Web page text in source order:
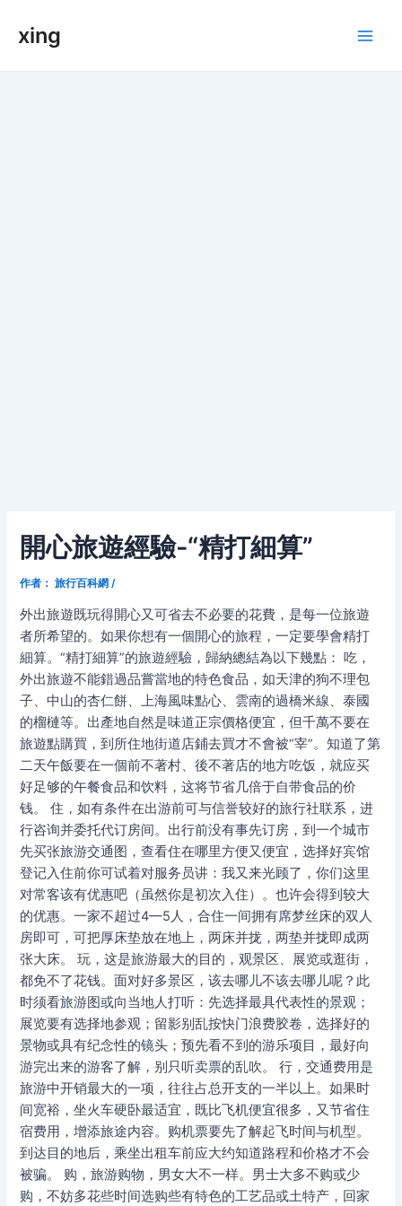
xing
開心旅遊經驗-“精打細算”
作者： 旅行百科網 /
外出旅遊既玩得開心又可省去不必要的花費，是每一位旅遊
者所希望的。如果你想有一個開心的旅程，一定要學會精打
細算。“精打細算”的旅遊經驗，歸納總結為以下幾點： 吃，
外出旅遊不能錯過品嘗當地的特色食品，如天津的狗不理包
子、中山的杏仁餅、上海風味點心、雲南的過橋米線、泰國
的榴槤等。出產地自然是味道正宗價格便宜，但千萬不要在
旅遊點購買，到所住地街道店鋪去買才不會被“宰”。知道了第
二天午飯要在一個前不著村、後不著店的地方吃饭，就应买
好足够的午餐食品和饮料，这将节省几倍于自带食品的价
钱。 住，如有条件在出游前可与信誉较好的旅行社联系，进
行咨询并委托代订房间。出行前没有事先订房，到一个城市
先买张旅游交通图，查看住在哪里方便又便宜，选择好宾馆
登记入住前你可试着对服务员讲：我又来光顾了，你们这里
对常客该有优惠吧（虽然你是初次入住）。也许会得到较大
的优惠。一家不超过4—5人，合住一间拥有席梦丝床的双人
房即可，可把厚床垫放在地上，两床并拢，两垫并拢即成两
张大床。 玩，这是旅游最大的目的，观景区、展览或逛街，
都免不了花钱。面对好多景区，该去哪儿不该去哪儿呢？此
时须看旅游图或向当地人打听：先选择最具代表性的景观；
展览要有选择地参观；留影别乱按快门浪费胶卷，选择好的
景物或具有纪念性的镜头；预先看不到的游乐项目，最好向
游完出来的游客了解，别只听卖票的乱吹。 行，交通费用是
旅游中开销最大的一项，往往占总开支的一半以上。如果时
间宽裕，坐火车硬卧最适宜，既比飞机便宜很多，又节省住
宿费用，增添旅途内容。购机票要先了解起飞时间与机型。
到达目的地后，乘坐出租车前应大约知道路程和价格才不会
被骗。 购，旅游购物，男女大不一样。男士大多不购或少
购，不妨多花些时间选购些有特色的工艺品或土特产，回家